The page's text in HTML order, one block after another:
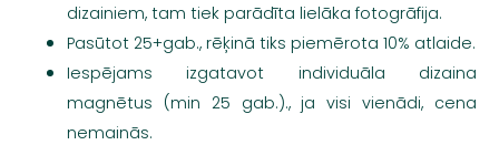
dizainiem, tam tiek parādīta lielāka fotogrāfija.
Pasūtot 25+gab., rēķinā tiks piemērota 10% atlaide.
Iespējams izgatavot individuāla dizaina
magnētus (min 25 gab.)., ja visi vienādi, cena
nemainās.